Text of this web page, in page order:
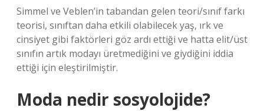
Simmel ve Veblen’in tabandan gelen teori/sınıf farkı
teorisi, sınıftan daha etkili olabilecek yaş, ırk ve
cinsiyet gibi faktörleri göz ardı ettiği ve hatta elit/üst
sınıfın artık modayı üretmediğini ve giydiğini iddia
ettiği için eleştirilmiştir.
Moda nedir sosyolojide?